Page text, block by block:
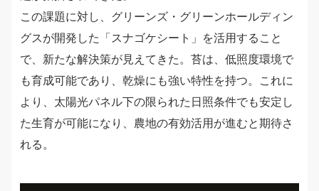
この課題に対し、グリーンズ・グリーンホールディン
グスが開発した「スナゴケシート」を活用すること
で、新たな解決策が見えてきた。苔は、低照度環境で
も育成可能であり、乾燥にも強い特性を持つ。これに
より、太陽光パネル下の限られた日照条件でも安定し
た生育が可能になり、農地の有効活用が進むと期待さ
れる。